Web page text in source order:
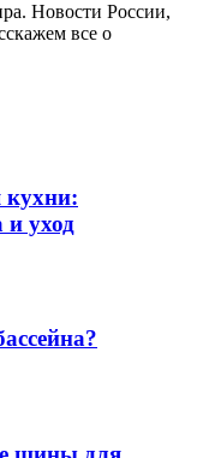
Новости России,
все о
кухни:
уход